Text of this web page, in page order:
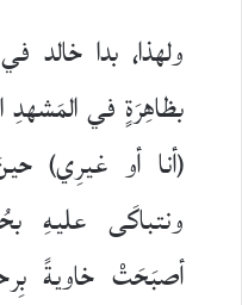
ولهذا، بدا خالد
بظاهِرَةٍ في المَشهدِ
(أنا أو غيرِي)
ونتباكَى عليهِ
أصبَحَتْ خاويةً